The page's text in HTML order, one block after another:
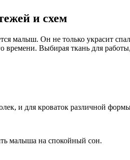
и схем
малыш. Он не только украсит
Выбирая ткань для
и для кроваток различной
малыша на спокойный сон.